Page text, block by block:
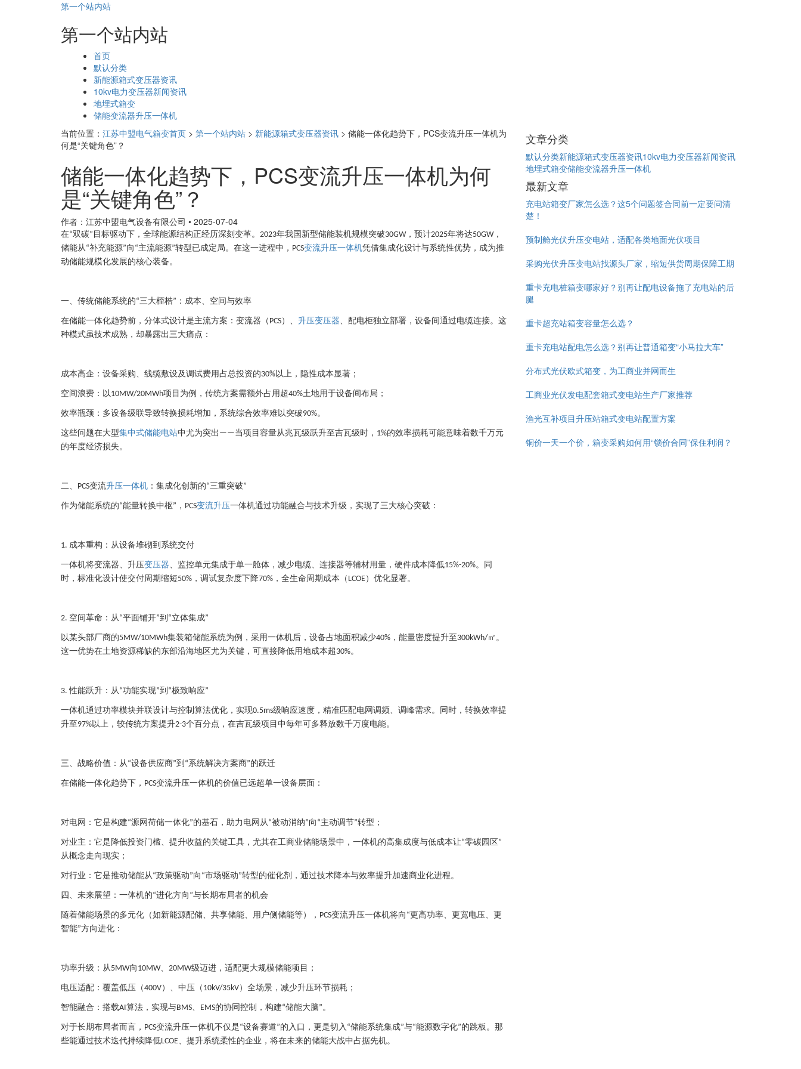
第一个站内站
第一个站内站
首页
默认分类
新能源箱式变压器资讯
10kv电力变压器新闻资讯
地埋式箱变
储能变流器升压一体机
当前位置： 江苏中盟电气箱变首页 > 第一个站内站 > 新能源箱式变压器资讯 > 储能一体化趋势下，PCS变流升压一体机为
何是“关键角色”？
储能一体化趋势下，PCS变流升压一体机为何
是“关键角色”？
作者：江苏中盟电气设备有限公司 • 2025-07-04
在“双碳” 目标驱动下，全球能源结构正经历深刻变革。 2023年我国新型储能装机规模突破30GW，预计2025年将达50GW，
储能从“补充能源”向 “主流能源”转型已成定局。在这一进程中， PCS变流升压一体机凭借集成化设计与系统性优势，成为推
动储能规模化发展的核心装备。
一、传统储能系统的“三大桎梏” ：成本、空间与效率
在储能一体化趋势前，分体式设计是主流方案：变流器（ PCS）、 升压变压器、配电柜独立部署，设备间通过电缆连接。这
种模式虽技术成熟，却暴露出三大痛点：
成本高企：设备采购、线缆敷设及调试费用占总投资的30%以上，隐性成本显著；
空间浪费：以10MW/20MWh项目为例，传统方案需额外占用超40%土地用于设备间布局；
效率瓶颈：多设备级联导致转换损耗增加，系统综合效率难以突破90%。
这些问题在大型集中式储能电站中尤为突出 ——当项目容量从兆瓦级跃升至吉瓦级时， 1%的效率损耗可能意味着数千万元
的年度经济损失。
二、 PCS变流升压一体机 ：集成化创新的“三重突破”
作为储能系统的“能量转换中枢” ， PCS变流升压一体机通过功能融合与技术升级，实现了三大核心突破：
1. 成本重构：从设备堆砌到系统交付
一体机将变流器、升压变压器、监控单元集成于单一舱体，减少电缆、连接器等辅材用量，硬件成本降低15%-20%。同
时，标准化设计使交付周期缩短50% ，调试复杂度下降70% ，全生命周期成本（ LCOE）优化显著。
2. 空间革命：从“平面铺开”到 “立体集成”
以某头部厂商的5MW/10MWh集装箱储能系统为例，采用一体机后，设备占地面积减少40% ，能量密度提升至 300kWh/㎡。
这一优势在土地资源稀缺的东部沿海地区尤为关键，可直接降低用地成本超 30%。
3.性能跃升：从“功能实现”到 “极致响应”
一体机通过功率模块并联设计与控制算法优化，实现0.5ms级响应速度，精准匹配电网调频、调峰需求。同时，转换效率提
升至 97%以上，较传统方案提升2-3个百分点，在吉瓦级项目中每年可多释放数千万度电能。
三、战略价值：从“设备供应商”到 “系统解决方案商”的跃迁
在储能一体化趋势下， PCS变流升压一体机的价值已远超单一设备层面：
对电网：它是构建“源网荷储一体化”的基石，助力电网从“被动消纳”向 “主动调节”转型；
对业主：它是降低投资门槛、提升收益的关键工具，尤其在工商业储能场景中，一体机的高集成度与低成本让“零碳园区 ”
从概念走向现实；
对行业：它是推动储能从“政策驱动”向 “市场驱动”转型的催化剂，通过技术降本与效率提升加速商业化进程。
四、未来展望：一体机的“进化方向 ”与长期布局者的机会
随着储能场景的多元化（如新能源配储、共享储能、用户侧储能等）， PCS变流升压一体机将向 “更高功率、更宽电压、更
智能”方向进化：
功率升级：从5MW向 10MW、 20MW级迈进，适配更大规模储能项目；
电压适配：覆盖低压（400V）、中压（ 10kV/35kV）全场景，减少升压环节损耗；
智能融合：搭载AI算法，实现与BMS、 EMS的协同控制，构建“储能大脑”。
对于长期布局者而言， PCS变流升压一体机不仅是“设备赛道”的入口，更是切入 “储能系统集成”与“能源数字化”的跳板。那
些能通过技术迭代持续降低LCOE、提升系统柔性的企业，将在未来的储能大战中占据先机。
文章分类
默认分类新能源箱式变压器资讯10kv电力变压器新闻资讯
地埋式箱变储能变流器升压一体机
最新文章
充电站箱变厂家怎么选？这5个问题签合同前一定要问清
楚！
预制舱光伏升压变电站，适配各类地面光伏项目
采购光伏升压变电站找源头厂家，缩短供货周期保障工期
重卡充电桩箱变哪家好？别再让配电设备拖了充电站的后
腿
重卡超充站箱变容量怎么选？
重卡充电站配电怎么选？别再让普通箱变“小马拉大车”
分布式光伏欧式箱变，为工商业并网而生
工商业光伏发电配套箱式变电站生产厂家推荐
渔光互补项目升压站箱式变电站配置方案
铜价一天一个价，箱变采购如何用“锁价合同”保住利润？